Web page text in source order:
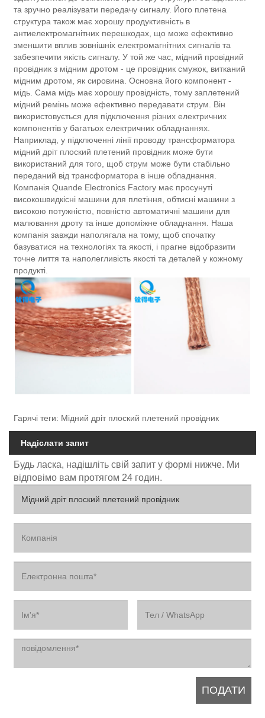
та зручно реалізувати передачу сигналу. Його плетена
структура також має хорошу продуктивність в
антиелектромагнітних перешкодах, що може ефективно
зменшити вплив зовнішніх електромагнітних сигналів та
забезпечити якість сигналу. У той же час, мідний провідний
провідник з мідним дротом - це провідник смужок, витканий
мідним дротом, як сировина. Основна його компонент -
мідь. Сама мідь має хорошу провідність, тому заплетений
мідний ремінь може ефективно передавати струм. Він
використовується для підключення різних електричних
компонентів у багатьох електричних обладнаннях.
Наприклад, у підключенні лінії проводу трансформатора
мідний дріт плоский плетений провідник може бути
використаний для того, щоб струм може бути стабільно
переданий від трансформатора в інше обладнання.
Компанія Quande Electronics Factory має просунуті
високошвидкісні машини для плетіння, обтисні машини з
високою потужністю, повністю автоматичні машини для
малювання дроту та інше допоміжне обладнання. Наша
компанія завжди наполягала на тому, щоб спочатку
базуватися на технологіях та якості, і прагне відобразити
точне лиття та наполегливість якості та деталей у кожному
продукті.
Гарячі теги: Мідний дріт плоский плетений провідник
Надіслати запит
Будь ласка, надішліть свій запит у формі нижче. Ми
відповімо вам протягом 24 годин.